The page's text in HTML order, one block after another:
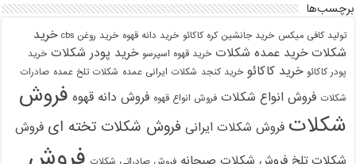
برچسب‌ها
تولید کافی میکس خرید جانشین کره کاکائو خرید دانه قهوه خرید روغن cbs
خرید
شکلات خرید عمده شکلات خرید قهوه اسپرسو خرید پودر شکلات خرید
پودر کاکائو خرید کاکائو خرید کنجد شکلات ایرانی عمده شکلات تلخ عمده صادرات
شکلات فروش انواع شکلات فروش انواع قهوه فروش دانه قهوه فروش
شکلات فروش شکلات ایرانی فروش شکلات تخته ای فروش